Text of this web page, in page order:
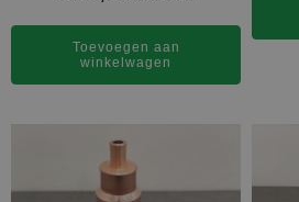
Toevoegen aan
winkelwagen